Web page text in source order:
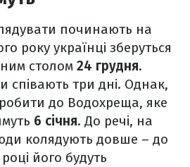
починають на
року українці зберуться
столом 24 грудня.
співають три дні. Однак,
до Водохреща, яке
6 січня. До речі, на
колядують довше – до
його будуть